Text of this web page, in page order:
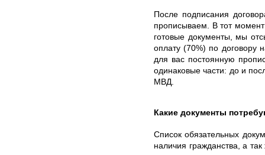
После подписания
прописываем. В тот момент
готовые документы, мы
оплату (70%) по
для вас постоянную
одинаковые части: до и
МВД.
Какие документы
Список обязательных
наличия гражданства, а